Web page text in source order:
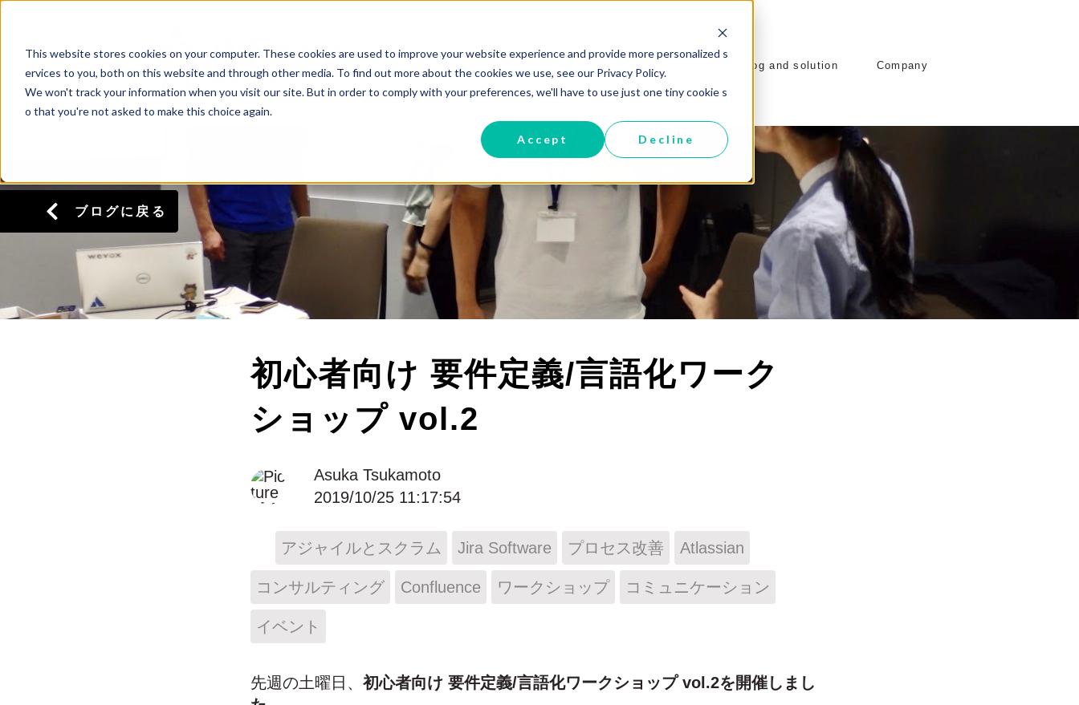
This website stores cookies on your computer. These cookies are used to improve your website experience and provide more personalized s
ervices to you, both on this website and through other media. To find out more about the cookies we use, see our Privacy Policy.
We won't track your information when you visit our site. But in order to comply with your preferences, we'll have to use just one tiny cookie s
o that you're not asked to make this choice again.
Accept Decline
Blog and solution Company
ブログに戻る
初心者向け 要件定義/言語化ワーク
ショップ vol.2
Asuka Tsukamoto
2019/10/25 11:17:54
アジャイルとスクラム Jira Software プロセス改善 Atlassian
コンサルティング Confluence ワークショップ コミュニケーション
イベント
先週の土曜日、 初心者向け 要件定義/言語化ワークショップ vol.2を開催しまし